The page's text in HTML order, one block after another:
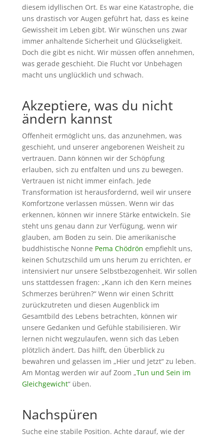
diesem idyllischen Ort. Es war eine Katastrophe, die
uns drastisch vor Augen geführt hat, dass es keine
Gewissheit im Leben gibt. Wir wünschen uns zwar
immer anhaltende Sicherheit und Glückseligkeit.
Doch die gibt es nicht. Wir müssen offen annehmen,
was gerade geschieht. Die Flucht vor Unbehagen
macht uns unglücklich und schwach.
Akzeptiere, was du nicht
ändern kannst
Offenheit ermöglicht uns, das anzunehmen, was
geschieht, und unserer angeborenen Weisheit zu
vertrauen. Dann können wir der Schöpfung
erlauben, sich zu entfalten und uns zu bewegen.
Vertrauen ist nicht immer einfach. Jede
Transformation ist herausfordernd, weil wir unsere
Komfortzone verlassen müssen. Wenn wir das
erkennen, können wir innere Stärke entwickeln. Sie
steht uns genau dann zur Verfügung, wenn wir
glauben, am Boden zu sein. Die amerikanische
buddhistische Nonne Pema Chödrön empfiehlt uns,
keinen Schutzschild um uns herum zu errichten, er
intensiviert nur unsere Selbstbezogenheit. Wir sollen
uns stattdessen fragen: „Kann ich den Kern meines
Schmerzes berühren?“ Wenn wir einen Schritt
zurückzutreten und diesen Augenblick im
Gesamtbild des Lebens betrachten, können wir
unsere Gedanken und Gefühle stabilisieren. Wir
lernen nicht wegzulaufen, wenn sich das Leben
plötzlich ändert. Das hilft, den Überblick zu
bewahren und gelassen im „Hier und Jetzt“ zu leben.
Am Montag werden wir auf Zoom „Tun und Sein im
Gleichgewicht“ üben.
Nachspüren
Suche eine stabile Position. Achte darauf, wie der